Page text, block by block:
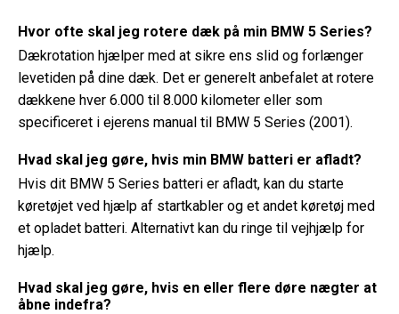
Hvor ofte skal jeg rotere dæk på min BMW 5 Series?
Dækrotation hjælper med at sikre ens slid og forlænger
levetiden på dine dæk. Det er generelt anbefalet at rotere
dækkene hver 6.000 til 8.000 kilometer eller som
specificeret i ejerens manual til BMW 5 Series (2001).
Hvad skal jeg gøre, hvis min BMW batteri er afladt?
Hvis dit BMW 5 Series batteri er afladt, kan du starte
køretøjet ved hjælp af startkabler og et andet køretøj med
et opladet batteri. Alternativt kan du ringe til vejhjælp for
hjælp.
Hvad skal jeg gøre, hvis en eller flere døre nægter at
åbne indefra?